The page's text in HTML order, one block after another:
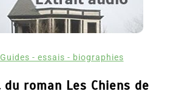
Guides - essais - biographies
roman Les Chiens de